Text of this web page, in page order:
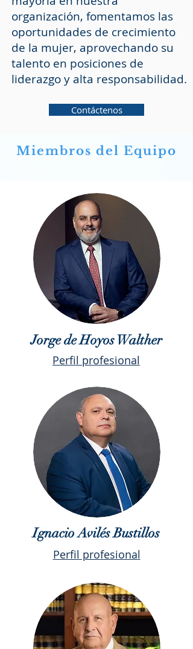
organización, fomentamos las
oportunidades de crecimiento
de la mujer, aprovechando su
talento en posiciones de
liderazgo y alta responsabilidad.
Contáctenos
Miembros del Equipo
Jorge de Hoyos Walther
Perfil profesional
Ignacio Avilés Bustillos
Perfil profesional